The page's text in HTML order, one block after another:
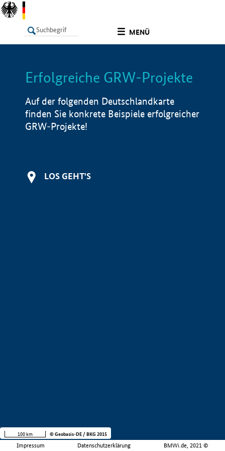
MENÜ
LISTE Info
Erfolgreiche GRW-Projekte
Auf der folgenden Deutschlandkarte
finden Sie konkrete Beispiele erfolgreicher
GRW-Projekte!
LOS GEHT'S
Impressum Datenschutzerklärung BMWi.de, 2021 ©
100 km © Geobasis-DE / BKG 2015